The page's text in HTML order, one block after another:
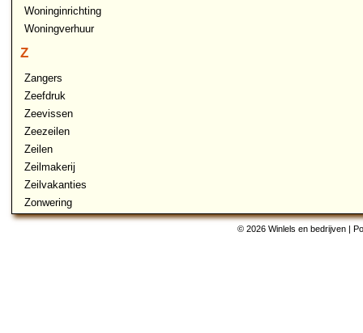
Woninginrichting
Woningverhuur
Z
Zangers
Zeefdruk
Zeevissen
Zeezeilen
Zeilen
Zeilmakerij
Zeilvakanties
Zonwering
© 2026 Winlels en bedrijven |